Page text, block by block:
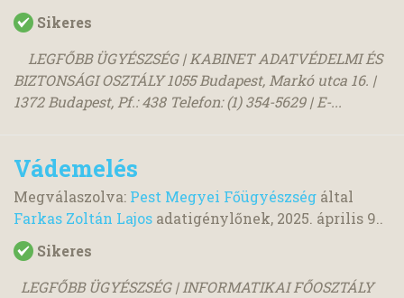
Sikeres
LEGFŐBB ÜGYÉSZSÉG | KABINET ADATVÉDELMI ÉS
BIZTONSÁGI OSZTÁLY 1055 Budapest, Markó utca 16. |
1372 Budapest, Pf.: 438 Telefon: (1) 354-5629 | E-...
Vádemelés
Megválaszolva: Pest Megyei Főügyészség által
Farkas Zoltán Lajos adatigénylőnek, 2025. április 9..
Sikeres
LEGFŐBB ÜGYÉSZSÉG | INFORMATIKAI FŐOSZTÁLY